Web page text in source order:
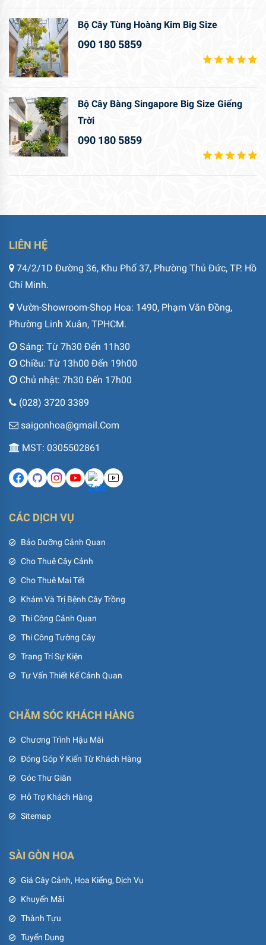
Bộ Cây Tùng Hoàng Kim Big Size
090 180 5859
Bộ Cây Bàng Singapore Big Size Giếng
Trời
090 180 5859
LIÊN HỆ
74/2/1D Đường 36, Khu Phố 37, Phường Thủ Đức, TP. Hồ
Chí Minh.
Vườn-Showroom-Shop Hoa: 1490, Phạm Văn Đồng,
Phường Linh Xuân, TPHCM.
Sáng: Từ 7h30 Đến 11h30
Chiều: Từ 13h00 Đến 19h00
Chủ nhật: 7h30 Đến 17h00
(028) 3720 3389
saigonhoa@gmail.Com
MST: 0305502861
CÁC DỊCH VỤ
Bảo Dưỡng Cảnh Quan
Cho Thuê Cây Cảnh
Cho Thuê Mai Tết
Khám Và Trị Bệnh Cây Trồng
Thi Công Cảnh Quan
Thi Công Tường Cây
Trang Trí Sự Kiện
Tư Vấn Thiết Kế Cảnh Quan
CHĂM SÓC KHÁCH HÀNG
Chương Trình Hậu Mãi
Đóng Góp Ý Kiến Từ Khách Hàng
Góc Thư Giãn
Hỗ Trợ Khách Hàng
Sitemap
SÀI GÒN HOA
Giá Cây Cảnh, Hoa Kiểng, Dịch Vụ
Khuyến Mãi
Thành Tựu
Tuyển Dụng